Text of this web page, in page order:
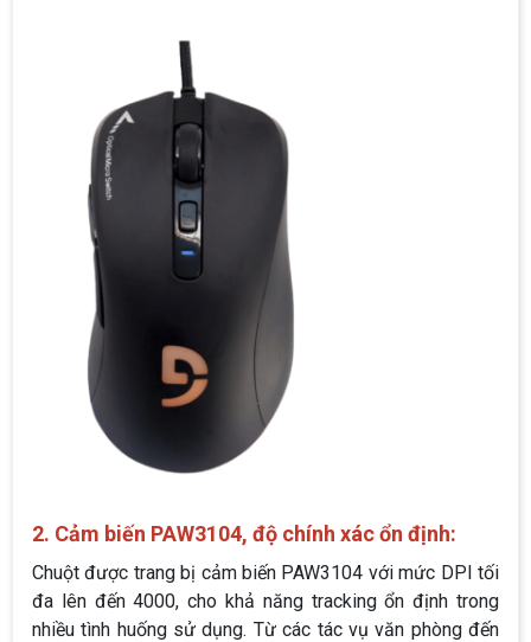
2. Cảm biến PAW3104, độ chính xác ổn định:
Chuột được trang bị cảm biến PAW3104 với mức DPI tối
đa lên đến 4000, cho khả năng tracking ổn định trong
nhiều tình huống sử dụng. Từ các tác vụ văn phòng đến